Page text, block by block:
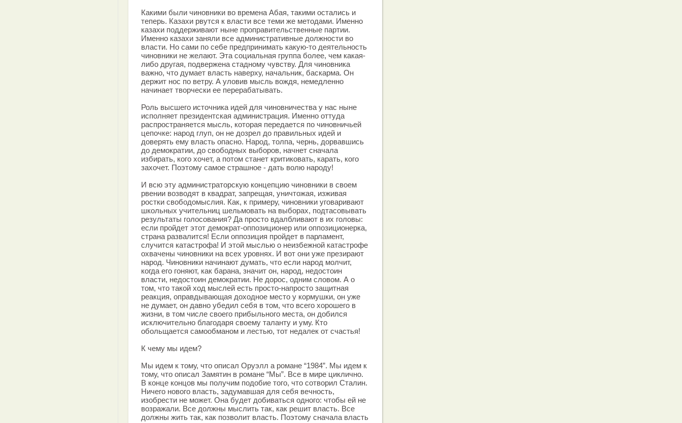
Какими были чиновники во времена Абая, такими остались и
теперь. Казахи рвутся к власти все теми же методами. Именно
казахи поддерживают ныне проправительственные партии.
Именно казахи заняли все административные должности во
власти. Но сами по себе предпринимать какую-то деятельность
чиновники не желают. Эта социальная группа более, чем какая-
либо другая, подвержена стадному чувству. Для чиновника
важно, что думает власть наверху, начальник, баскарма. Он
держит нос по ветру. А уловив мысль вождя, немедленно
начинает творчески ее перерабатывать.
Роль высшего источника идей для чиновничества у нас ныне
исполняет президентская администрация. Именно оттуда
распространяется мысль, которая передается по чиновничьей
цепочке: народ глуп, он не дозрел до правильных идей и
доверять ему власть опасно. Народ, толпа, чернь, дорвавшись
до демократии, до свободных выборов, начнет сначала
избирать, кого хочет, а потом станет критиковать, карать, кого
захочет. Поэтому самое страшное - дать волю народу!
И всю эту администраторскую концепцию чиновники в своем
рвении возводят в квадрат, запрещая, уничтожая, изживая
ростки свободомыслия. Как, к примеру, чиновники уговаривают
школьных учительниц шельмовать на выборах, подтасовывать
результаты голосования? Да просто вдалбливают в их головы:
если пройдет этот демократ-оппозиционер или оппозиционерка,
страна развалится! Если оппозиция пройдет в парламент,
случится катастрофа! И этой мыслью о неизбежной катастрофе
охвачены чиновники на всех уровнях. И вот они уже презирают
народ. Чиновники начинают думать, что если народ молчит,
когда его гоняют, как барана, значит он, народ, недостоин
власти, недостоин демократии. Не дорос, одним словом. А о
том, что такой ход мыслей есть просто-напросто защитная
реакция, оправдывающая доходное место у кормушки, он уже
не думает, он давно убедил себя в том, что всего хорошего в
жизни, в том числе своего прибыльного места, он добился
исключительно благодаря своему таланту и уму. Кто
обольщается самообманом и лестью, тот недалек от счастья!
К чему мы идем?
Мы идем к тому, что описал Оруэлл а романе “1984”. Мы идем к
тому, что описал Замятин в романе “Мы”. Все в мире циклично.
В конце концов мы получим подобие того, что сотворил Сталин.
Ничего нового власть, задумавшая для себя вечность,
изобрести не может. Она будет добиваться одного: чтобы ей не
возражали. Все должны мыслить так, как решит власть. Все
должны жить так, как позволит власть. Поэтому сначала власть